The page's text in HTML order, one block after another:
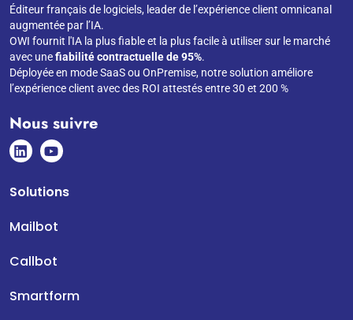
Éditeur français de logiciels, leader de l’expérience client omnicanal
augmentée par l’IA.
OWI fournit l'IA la plus fiable et la plus facile à utiliser sur le marché
avec unefiabilité contractuelle de 95%.
Déployée en mode SaaS ou OnPremise, notre solution améliore
l’expérience client avec des ROI attestés entre 30 et 200 %
Nous suivre
Solutions
Mailbot
Callbot
Smartform